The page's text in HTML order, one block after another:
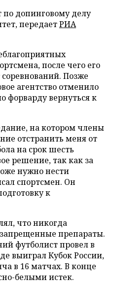
допинговому делу
передаетРИА
после чего его
Позже
агентство отменило
форварду вернуться к
на котором члены
отстранить меня от
на срок шесть
решение, так как за
нужно нести
спортсмен. Он
к
что никогда
препараты.
футболист провел в
выиграл Кубок России,
в 16 матчах. В конце
белыми истек.